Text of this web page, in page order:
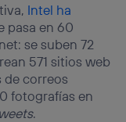
Intel ha
pasa en 60
se suben 72
571 sitios web
de correos
fotografías en
.